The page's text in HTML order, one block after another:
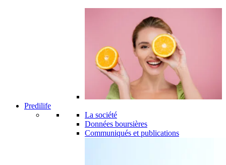
Predilife
La société
Données boursières
Communiqués et publications